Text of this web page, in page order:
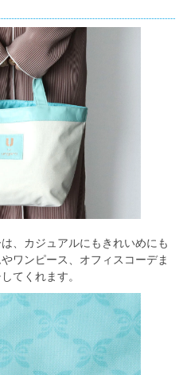
、カジュアルにもきれいめにも
ワンピース、オフィスコーデま
てくれます。